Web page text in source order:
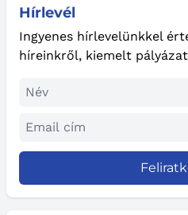
Hírlevél
Ingyenes hírlevelünkkel
híreinkről, kiemelt